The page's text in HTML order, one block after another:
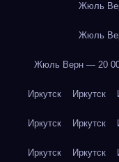
Жюль
Жюль
Жюль Верн — 20
Иркутск Иркутск
Иркутск Иркутск
Иркутск Иркутск